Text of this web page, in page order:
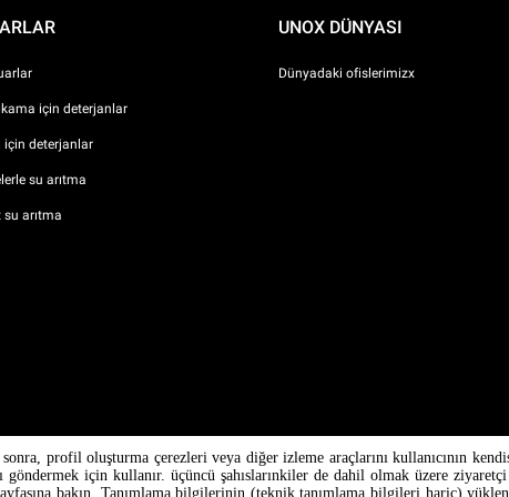
için deterjanlar
için deterjanlar
su arıtma
su arıtma
UNOX DÜNYASI
Dünyadaki ofislerimizx
- P.IVA /
profil oluşturma çerezleri veya diğer izleme araçlarını kullanıcının
için kullanır. üçüncü şahıslarınkiler de dahil olmak üzere
bakın. Tanımlama bilgilerinin (teknik tanımlama bilgileri hariç)